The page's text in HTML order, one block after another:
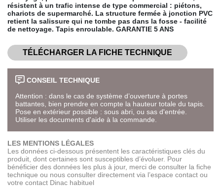
résistent à un trafic intense de type commercial : piétons,
chariots de supermarché. La structure fermée à jonction PVC
retient la salissure qui ne tombe pas dans la fosse - facilité
de nettoyage. Tapis enroulable. GARANTIE 5 ANS
TÉLÉCHARGER LA FICHE TECHNIQUE
CONSEIL TECHNIQUE
Attention : dans le cas de système d’ouverture à portes
battantes, bien prendre en compte la hauteur totale du tapis.
Pose en extérieur possible : sous abri, ou sas d'entrée.
Utiliser les documents d'aide à la commande.
LES MENTIONS LÉGALES
Les données ci-dessous présentent les caractéristiques clés du
produit, dont certaines sont susceptibles d’évoluer. Pour
bénéficier des données les plus à jour, merci de consulter la fiche
technique ou nous consulter directement via l’espace contact ou
votre contact Dinac habituel